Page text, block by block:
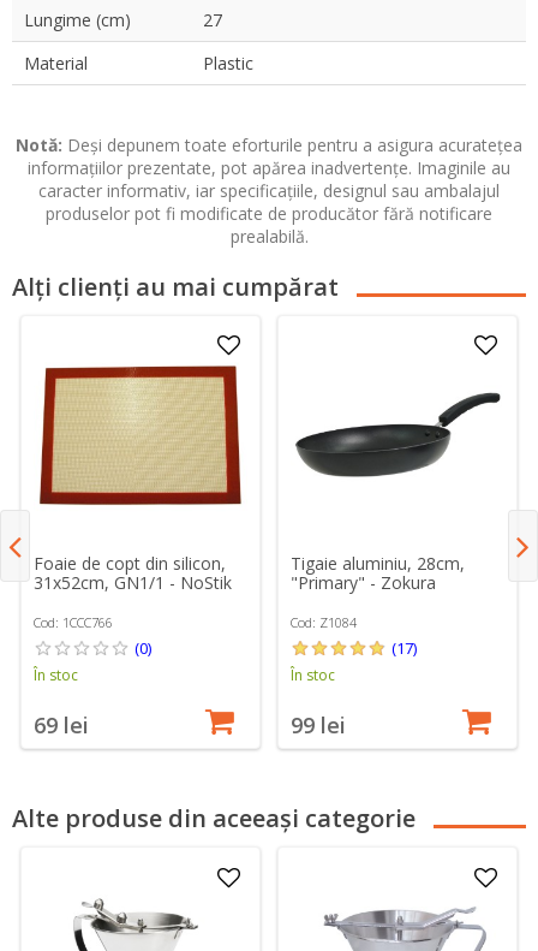
Lungime (cm)
27
Material
Plastic
Notă: Deși depunem toate eforturile pentru a asigura acuratețea
informațiilor prezentate, pot apărea inadvertențe. Imaginile au
caracter informativ, iar specificațiile, designul sau ambalajul
produselor pot fi modificate de producător fără notificare
prealabilă.
Alți clienți au mai cumpărat
Foaie de copt din silicon,
31x52cm, GN1/1 - NoStik
Cod: 1CCC766
(0)
În stoc
69 lei
Tigaie aluminiu, 28cm,
"Primary" - Zokura
Cod: Z1084
(17)
În stoc
99 lei
Alte produse din aceeași categorie